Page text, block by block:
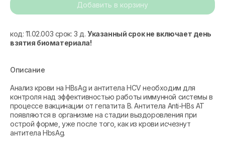
Добавить в корзину
код: 11.02.003 срок: 3 д.Указанный срок не включает день
взятия биоматериала!
Описание
Анализ крови на HBsAg и антитела HCV необходим для
контроля над эффективностью работы иммунной системы в
процессе вакцинации от гепатита В. Антитела Anti-HBs АТ
появляются в организме на стадии выздоровления при
острой форме, уже после того, как из крови исчезнут
антитела HbsAg.